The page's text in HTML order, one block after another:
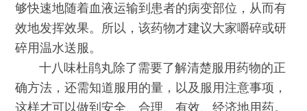
够快速地随着血液运输到患者的病变部位，从而有
效地发挥效果。所以，该药物才建议大家嚼碎或研
碎用温水送服。
十八味杜鹃丸除了需要了解清楚服用药物的正
确方法，还需知道服用的量，以及服用注意事项，
这样才可以做到安全、合理、有效、经济地用药。